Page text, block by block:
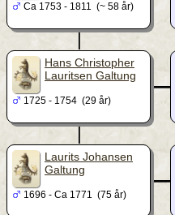
Ca 1753 - 1811 (~ 58 år)
|
Hans Christopher
Lauritsen Galtung
1725 - 1754 (29 år)
_
|
Laurits Johansen
Galtung
1696 - Ca 1771 (75 år)
_